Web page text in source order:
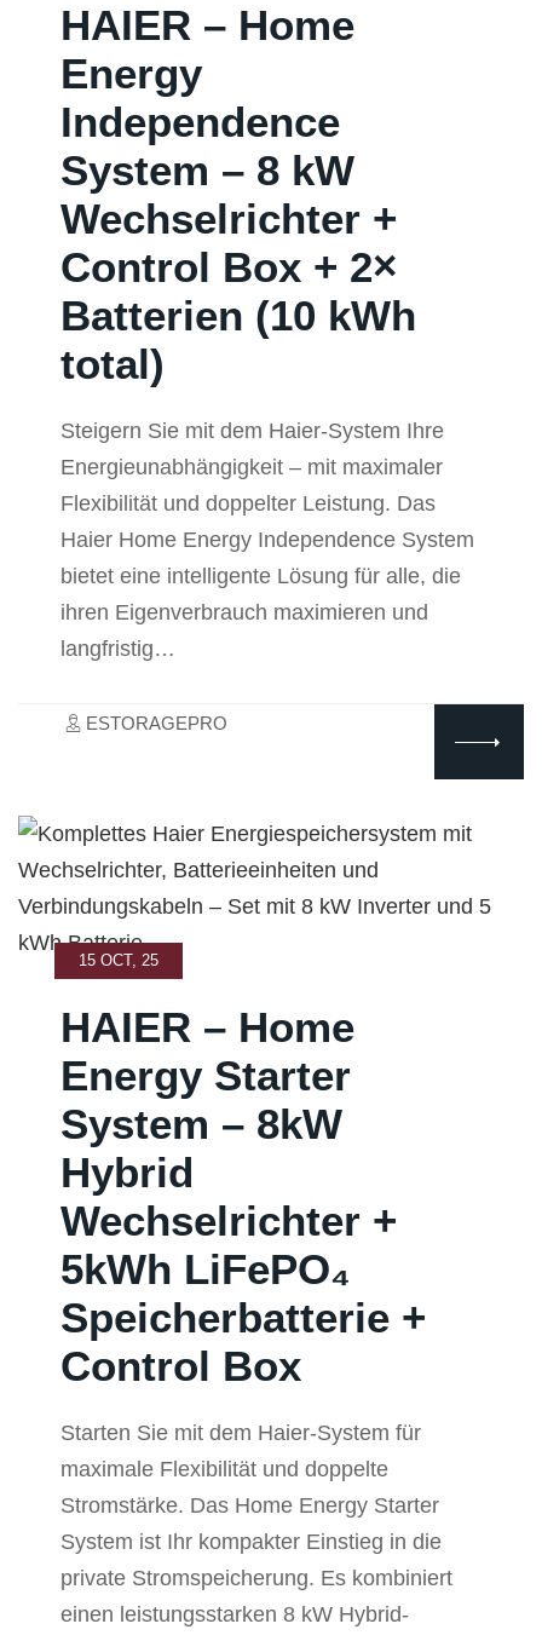
HAIER – Home
Energy
Independence
System – 8 kW
Wechselrichter +
Control Box + 2×
Batterien (10 kWh
total)
Steigern Sie mit dem Haier-System Ihre
Energieunabhängigkeit – mit maximaler
Flexibilität und doppelter Leistung. Das
Haier Home Energy Independence System
bietet eine intelligente Lösung für alle, die
ihren Eigenverbrauch maximieren und
langfristig…
ESTORAGEPRO
15 OCT, 25
HAIER – Home
Energy Starter
System – 8kW
Hybrid
Wechselrichter +
5kWh LiFePO₄
Speicherbatterie +
Control Box
Starten Sie mit dem Haier-System für
maximale Flexibilität und doppelte
Stromstärke. Das Home Energy Starter
System ist Ihr kompakter Einstieg in die
private Stromspeicherung. Es kombiniert
einen leistungsstarken 8 kW Hybrid-